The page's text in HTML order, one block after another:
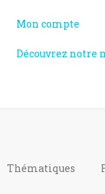
Mon compte
Découvrez notre
Thématiques